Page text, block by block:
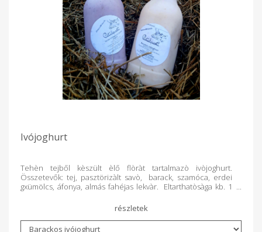
Ivójoghurt
Tehèn tejből kèszült èlő flòràt tartalmazò ivòjoghurt.
Összetevők: tej, pasztörizàlt savò, barack, szamóca, erdei
gxümölcs, áfonya, almás fahéjas lekvàr. Eltarthatòsàga kb. 1